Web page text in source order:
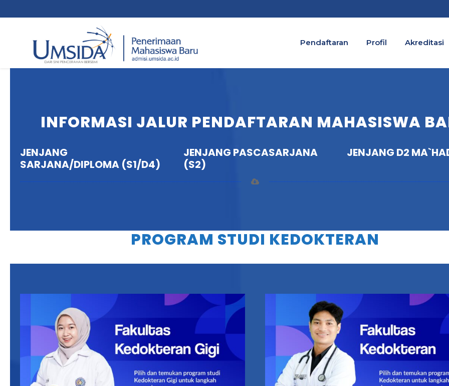
Pendaftaran Profil Akreditasi
INFORMASI JALUR PENDAFTARAN MAHASISWA
JENJANG
SARJANA/DIPLOMA (S1/D4)
JENJANG PASCASARJANA
(S2)
JENJANG D2
PROGRAM STUDI KEDOKTERAN